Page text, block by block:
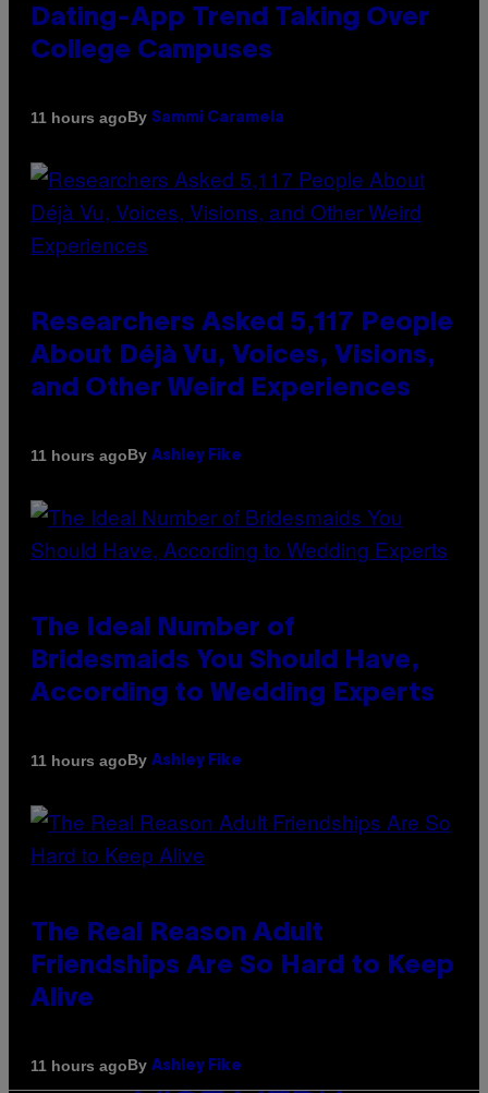
Dating-App Trend Taking Over
College Campuses
11 hours agoBy Sammi Caramela
Researchers Asked 5,117 People
About Déjà Vu, Voices, Visions,
and Other Weird Experiences
11 hours agoBy Ashley Fike
The Ideal Number of
Bridesmaids You Should Have,
According to Wedding Experts
11 hours agoBy Ashley Fike
The Real Reason Adult
Friendships Are So Hard to Keep
Alive
11 hours agoBy Ashley Fike